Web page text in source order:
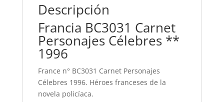
Descripción
Francia BC3031 Carnet
Personajes Célebres **
1996
France n° BC3031 Carnet Personajes
Célebres 1996. Héroes franceses de la
novela policíaca.